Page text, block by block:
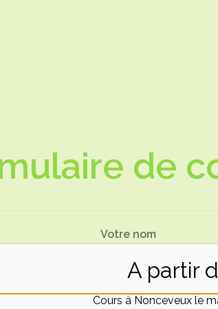
de
Votre nom
Votre adresse de messagerie
A partir
Cours à Nonceveux le